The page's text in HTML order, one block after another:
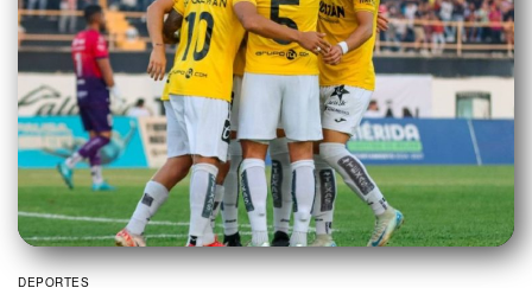
DEPORTES